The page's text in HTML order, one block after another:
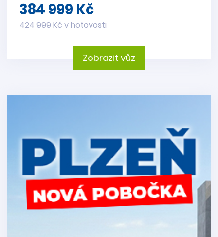
384 999 Kč
424 999 Kč v hotovosti
Zobrazit vůz